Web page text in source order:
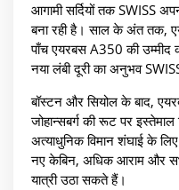
आगामी सर्दियों तक SWISS
बना रही है। साल के अंत तक,
पाँच एयरबस A350 की
नया लंबी दूरी का अनुभव
बॉस्टन और सियोल के बाद,
जोहान्सबर्ग की रूट पर
अत्याधुनिक विमान शंघाई के
नए केबिन, अधिक आराम और
यात्री उठा सकते हैं।